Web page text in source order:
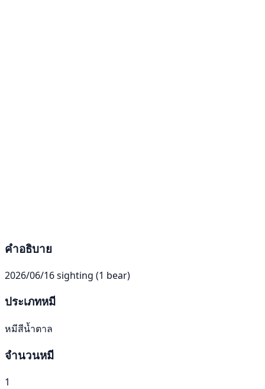
คำอธิบาย
2026/06/16 sighting (1 bear)
ประเภทหมี
หมีสีน้ำตาล
จำนวนหมี
1